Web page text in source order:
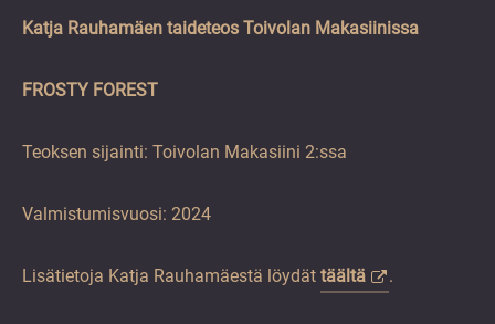
Katja Rauhamäen taideteos Toivolan Makasiinissa
FROSTY FOREST
Teoksen sijainti: Toivolan Makasiini 2:ssa
Valmistumisvuosi: 2024
Lisätietoja Katja Rauhamäestä löydät täältä .